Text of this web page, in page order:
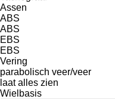
Assen
ABS
ABS
EBS
EBS
Vering
parabolisch veer/veer
laat alles zien
Wielbasis